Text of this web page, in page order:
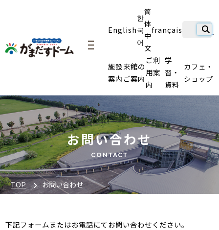
navigation
English
한
국
어
简
体
中
文
français
施設
案内
来館の
ご案内
ご利
用案
内
学
習・
資料
カフェ・
ショップ
お問い合わせ
CONTACT
TOP お問い合わせ
下記フォームまたはお電話にてお問い合わせください。